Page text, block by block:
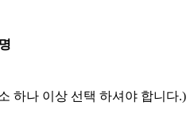
하나 이상 선택 하셔야 합니다.)